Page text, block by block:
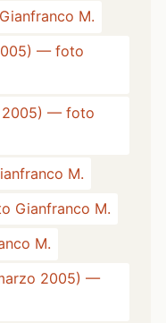
M.
— foto
2005) — foto
M.
Gianfranco M.
M.
2005) —